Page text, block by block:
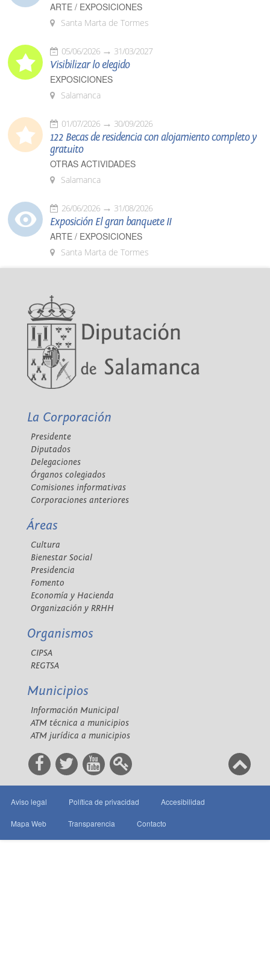
ARTE / EXPOSICIONES
Santa Marta de Tormes
05/06/2026 31/03/2027
Visibilizar lo elegido
EXPOSICIONES
Salamanca
01/07/2026 30/09/2026
122 Becas de residencia con alojamiento completo y
gratuito
OTRAS ACTIVIDADES
Salamanca
26/06/2026 31/08/2026
Exposición El gran banquete II
ARTE / EXPOSICIONES
Santa Marta de Tormes
La Corporación
Presidente
Diputados
Delegaciones
Órganos colegiados
Comisiones informativas
Corporaciones anteriores
Áreas
Cultura
Bienestar Social
Presidencia
Fomento
Economía y Hacienda
Organización y RRHH
Organismos
CIPSA
REGTSA
Municipios
Información Municipal
ATM técnica a municipios
ATM jurídica a municipios
Aviso legal Política de privacidad Accesibilidad
Mapa Web Transparencia Contacto